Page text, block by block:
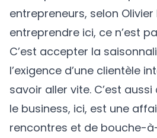
entrepreneurs, selon Olivier
entreprendre ici, ce n’est
C’est accepter la
l’exigence d’une clientèle
savoir aller vite. C’est
le business, ici, est une
rencontres et de bouche-